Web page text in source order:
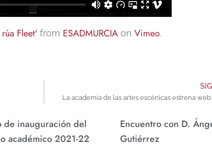
Fleet' from ESADMURCIAon Vimeo.
La academia de las artes escénicas estrena
de inauguración del
académico 2021-22
Encuentro con D.
Gutiérrez